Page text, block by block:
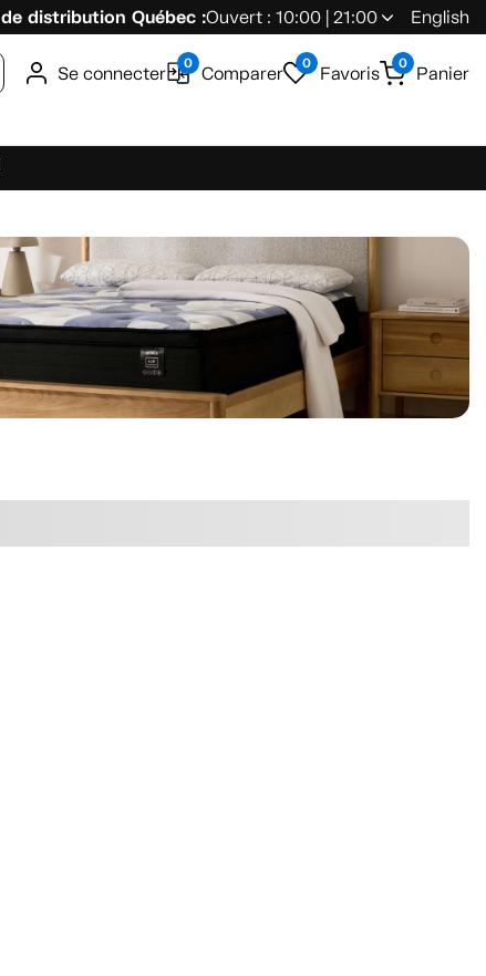
distribution Québec :Ouvert : 10:00 | 21:00 English
Se connecter 0 Comparer 0 Favoris 0 Panier